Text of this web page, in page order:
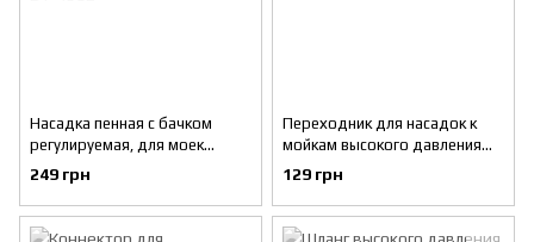
Насадка пенная с бачком
регулируемая, для моек
высокого давления DT-1502 /
1503 / 1504 / 1508 / 1515 /
1517 / WT-1509 INTERTOOL
DT-1532
249 грн
Переходник для насадок к
мойкам высокого давления
DT-1508 / WT-1509
INTERTOOL DT-1533
129 грн